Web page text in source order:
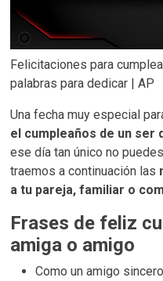
Felicitaciones para
palabras para dedicar | AP
Una fecha muy especial
el cumpleaños de un ser
ese día tan único no
traemos a continuación las
a tu pareja, familiar o
Frases de feliz
amiga o amigo
Como un amigo